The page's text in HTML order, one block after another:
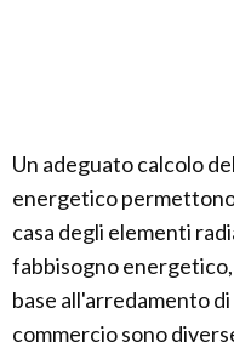
Un adeguato calcolo
energetico
casa degli elementi
fabbisogno
base all'arredamento
commercio sono